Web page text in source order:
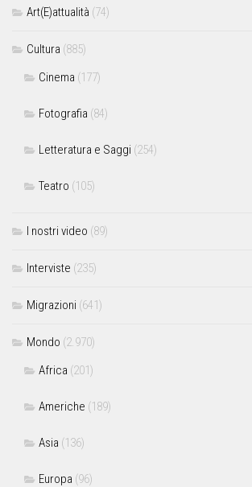
Art(E)attualità (74)
Cultura (885)
Cinema (177)
Fotografia (84)
Letteratura e Saggi (254)
Teatro (105)
I nostri video (89)
Interviste (235)
Migrazioni (641)
Mondo (2.970)
Africa (201)
Americhe (189)
Asia (136)
Europa (96)